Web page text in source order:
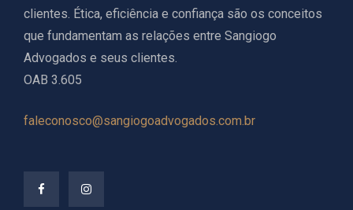
clientes. Ética, eficiência e confiança são os conceitos
que fundamentam as relações entre Sangiogo
Advogados e seus clientes.
OAB 3.605
faleconosco@sangiogoadvogados.com.br